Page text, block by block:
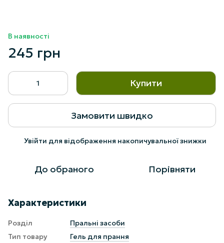
В наявності
245 грн
Купити
Замовити швидко
Увійти для відображення накопичувальної знижки
До обраного Порівняти
Характеристики
Розділ
Пральні засоби
Тип товару
Гель для прання